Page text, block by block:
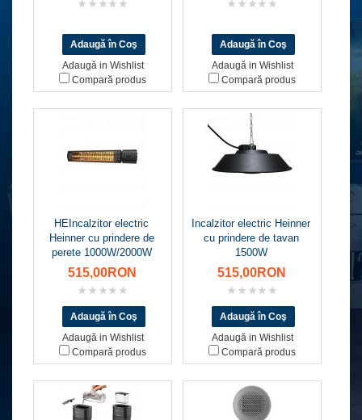
Adaugă in Wishlist
Compară produs
Adaugă in Wishlist
Compară produs
HEIncalzitor electric
Heinner cu prindere de
perete 1000W/2000W
515,00RON
Adaugă in Wishlist
Compară produs
Incalzitor electric Heinner
cu prindere de tavan
1500W
515,00RON
Adaugă in Wishlist
Compară produs